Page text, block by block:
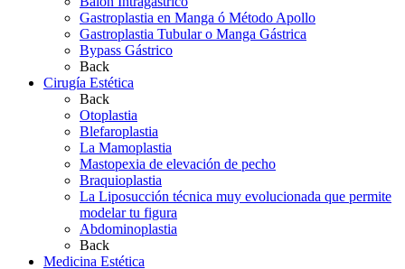
Gastroplastia en Manga ó Método Apollo
Gastroplastia Tubular o Manga Gástrica
Bypass Gástrico
Back
Cirugía Estética
Back
Otoplastia
Blefaroplastia
La Mamoplastia
Mastopexia de elevación de pecho
Braquioplastia
La Liposucción técnica muy evolucionada que permite
modelar tu figura
Abdominoplastia
Back
Medicina Estética